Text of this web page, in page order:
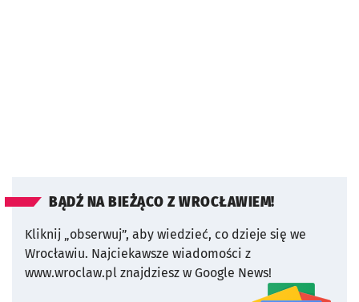
BĄDŹ NA BIEŻĄCO Z WROCŁAWIEM!
Kliknij „obserwuj”, aby wiedzieć, co dzieje się we
Wrocławiu. Najciekawsze wiadomości z
www.wroclaw.pl znajdziesz w Google News!